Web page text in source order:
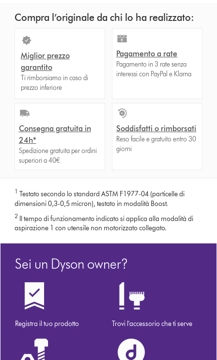
Compra l’originale da chi lo ha realizzato:
Miglior prezzo
garantito
Ti rimborsiamo in caso di
prezzo inferiore
Pagamento a rate
Pagamento in 3 rate senza
interessi con PayPal e Klarna
Consegna gratuita in
24h*
Spedizione gratuita per ordini
superiori a 40€
Soddisfatti o rimborsati
Reso facile e gratuito entro 30
giorni
1 Testato secondo lo standard ASTM F1977-04 (particelle di
dimensioni 0,3-0,5 micron), testato in modalità Boost.
2 Il tempo di funzionamento indicato si applica alla modalità di
aspirazione 1 con utensile non motorizzato collegato.
Sei un Dyson owner?
Registra il tuo prodotto Trovi l'accessorio che ti serve